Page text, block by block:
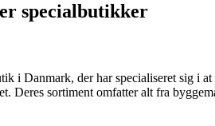
specialbutikker
i Danmark, der har specialiseret sig i
Deres sortiment omfatter alt fra